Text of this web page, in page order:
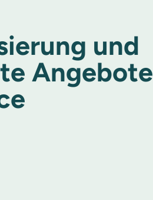
und
Angebote